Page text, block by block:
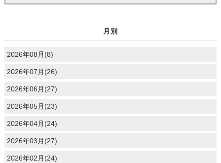
月別
2026年08月(8)
2026年07月(26)
2026年06月(27)
2026年05月(23)
2026年04月(24)
2026年03月(27)
2026年02月(24)